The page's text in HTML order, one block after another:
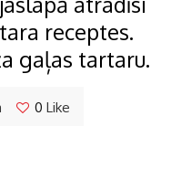
receptes.
gaļas tartaru.
0 Like